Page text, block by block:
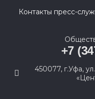
Контакты пресс-
+7
450077, г.Уфа,